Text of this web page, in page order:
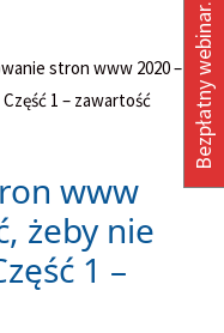
stron www 2020 –
1 – zawartość
www
żeby nie
1 –
Bezpłatny webinar.